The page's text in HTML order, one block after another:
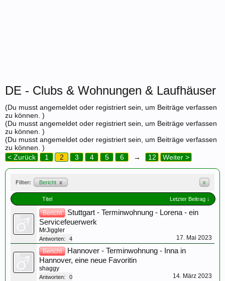
DE - Clubs & Wohnungen & Laufhäuser
(Du musst angemeldet oder registriert sein, um Beiträge verfassen
zu können. )
(Du musst angemeldet oder registriert sein, um Beiträge verfassen
zu können. )
(Du musst angemeldet oder registriert sein, um Beiträge verfassen
zu können. )
< Zurück
1 2 3 4 5 6 → 12 Weiter >
Filter: Bericht x x
Titel Letzter Beitrag ↓
Bericht
Stuttgart - Terminwohnung - Lorena - ein
Servicefeuerwerk
MrJiggler
Antworten: 4 17. Mai 2023
Bericht
Hannover - Terminwohnung - Inna in
Hannover, eine neue Favoritin
shaggy
Antworten: 0 14. März 2023